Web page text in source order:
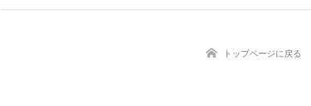
トップページに戻る